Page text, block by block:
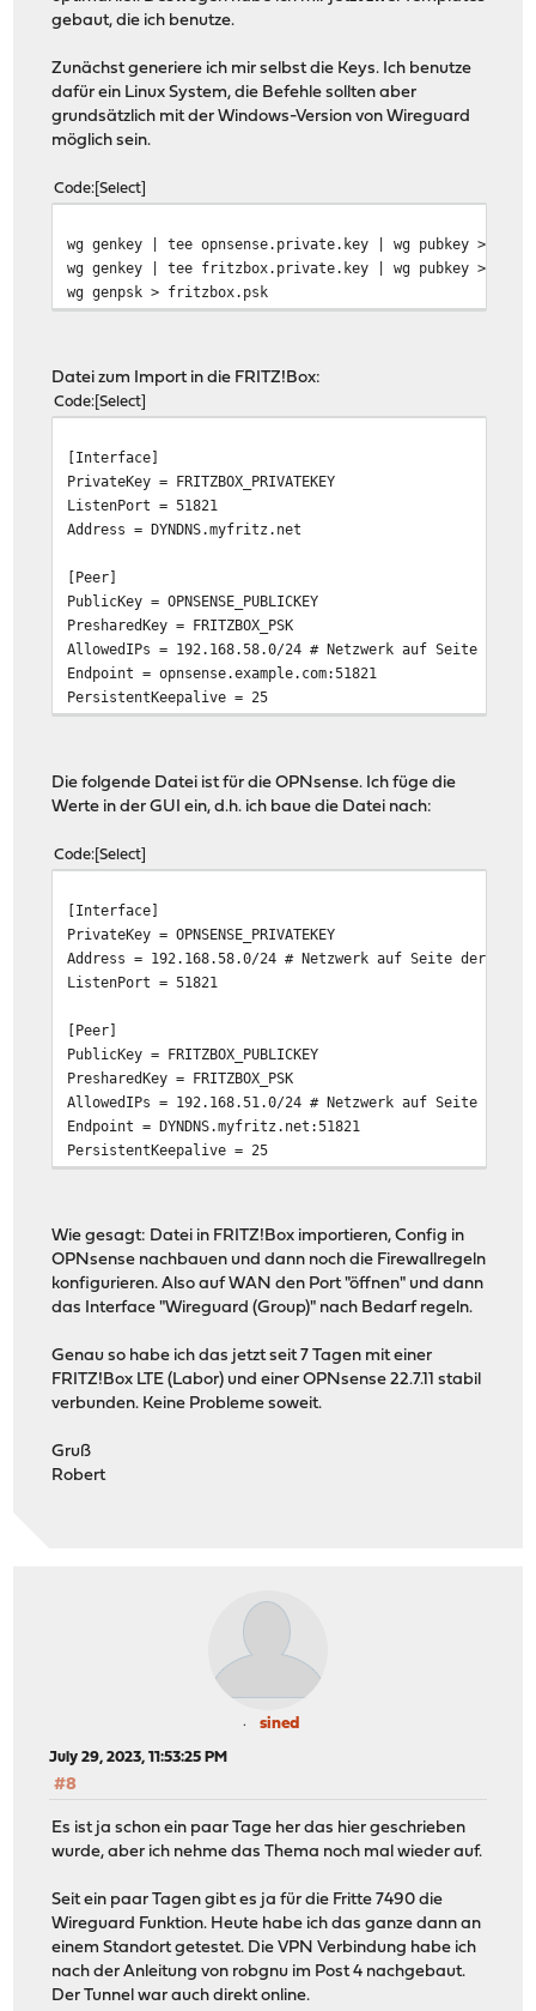
gebaut, die ich benutze.
Zunächst generiere ich mir selbst die Keys. Ich benutze
dafür ein Linux System, die Befehle sollten aber
grundsätzlich mit der Windows-Version von Wireguard
möglich sein.
Code Select
wg genkey | tee opnsense.private.key | wg pubkey >
wg genkey | tee fritzbox.private.key | wg pubkey >
wg genpsk > fritzbox.psk
Datei zum Import in die FRITZ!Box:
Code Select
[Interface]
PrivateKey = FRITZBOX_PRIVATEKEY
ListenPort = 51821
Address = DYNDNS.myfritz.net
[Peer]
PublicKey = OPNSENSE_PUBLICKEY
PresharedKey = FRITZBOX_PSK
AllowedIPs = 192.168.58.0/24 # Netzwerk auf Seite der
Endpoint = opnsense.example.com:51821
PersistentKeepalive = 25
Die folgende Datei ist für die OPNsense. Ich füge die
Werte in der GUI ein, d.h. ich baue die Datei nach:
Code Select
[Interface]
PrivateKey = OPNSENSE_PRIVATEKEY
Address = 192.168.58.0/24 # Netzwerk auf Seite der
ListenPort = 51821
[Peer]
PublicKey = FRITZBOX_PUBLICKEY
PresharedKey = FRITZBOX_PSK
AllowedIPs = 192.168.51.0/24 # Netzwerk auf Seite der
Endpoint = DYNDNS.myfritz.net:51821
PersistentKeepalive = 25
Wie gesagt: Datei in FRITZ!Box importieren, Config in
OPNsense nachbauen und dann noch die Firewallregeln
konfigurieren. Also auf WAN den Port "öffnen" und dann
das Interface "Wireguard (Group)" nach Bedarf regeln.
Genau so habe ich das jetzt seit 7 Tagen mit einer
FRITZ!Box LTE (Labor) und einer OPNsense 22.7.11 stabil
verbunden. Keine Probleme soweit.
Gruß
Robert
sined
July 29, 2023, 11:53:25 PM
#8
Es ist ja schon ein paar Tage her das hier geschrieben
wurde, aber ich nehme das Thema noch mal wieder auf.
Seit ein paar Tagen gibt es ja für die Fritte 7490 die
Wireguard Funktion. Heute habe ich das ganze dann an
einem Standort getestet. Die VPN Verbindung habe ich
nach der Anleitung von robgnu im Post 4 nachgebaut.
Der Tunnel war auch direkt online.